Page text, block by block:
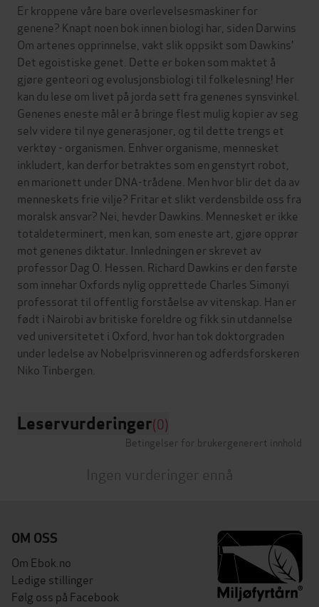
Er kroppene våre bare overlevelsesmaskiner for
genene? Knapt noen bok innen biologi har, siden Darwins
Om artenes opprinnelse, vakt slik oppsikt som Dawkins'
Det egoistiske genet. Dette er boken som maktet å
gjøre genteori og evolusjonsbiologi til folkelesning! Her
kan du lese om livet på jorda sett fra genenes synsvinkel.
Genenes eneste mål er å bringe flest mulig kopier av seg
selv videre til nye generasjoner, og til dette trengs et
verktøy - organismen. Enhver organisme, mennesket
inkludert, kan derfor betraktes som en genstyrt robot,
en marionett under DNA-trådene. Men hvor blir det da av
menneskets frie vilje? Fritar et slikt verdensbilde oss fra
moralsk ansvar? Nei, hevder Dawkins. Mennesket er ikke
totaldeterminert, men kan, som eneste art, gjøre opprør
mot genenes diktatur. Innledningen er skrevet av
professor Dag O. Hessen. Richard Dawkins er den første
som innehar Oxfords nylig opprettede Charles Simonyi
professorat til offentlig forståelse av vitenskap. Han er
født i Nairobi av britiske foreldre og fikk sin utdannelse
ved universitetet i Oxford, hvor han tok doktorgraden
under ledelse av Nobelprisvinneren og adferdsforskeren
Leservurderinger(0)
Betingelser for brukergenerert innhold
Ingen vurderinger ennå
OM OSS
Om Ebok.no
Ledige stillinger
Følg oss på Facebook